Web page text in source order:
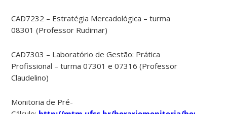
CAD7232 – Estratégia Mercadológica – turma
08301 (Professor Rudimar)
CAD7303 – Laboratório de Gestão: Prática
Profissional – turma 07301 e 07316 (Professor
Claudelino)
Monitoria de Pré-